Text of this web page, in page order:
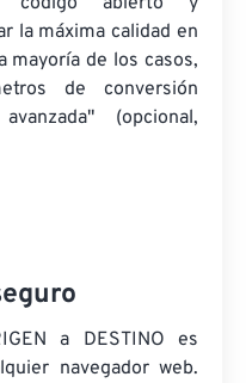
la máxima calidad en
mayoría de los casos,
de conversión
(opcional,
a DESTINO es
navegador web.